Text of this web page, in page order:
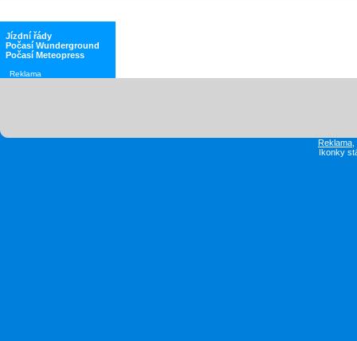
Jízdní řády
Počasí Wunderground
Počasí Meteopress
Reklama
Reklama
Ikonky